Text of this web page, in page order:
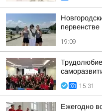
19:09
15:31
Ежегодно